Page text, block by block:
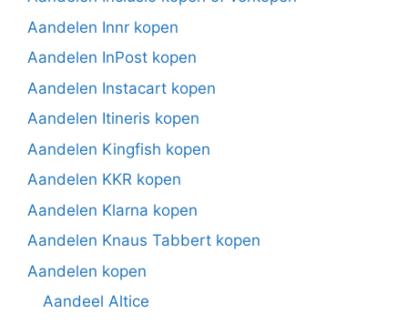
Aandelen Innr kopen
Aandelen InPost kopen
Aandelen Instacart kopen
Aandelen Itineris kopen
Aandelen Kingfish kopen
Aandelen KKR kopen
Aandelen Klarna kopen
Aandelen Knaus Tabbert kopen
Aandelen kopen
Aandeel Altice